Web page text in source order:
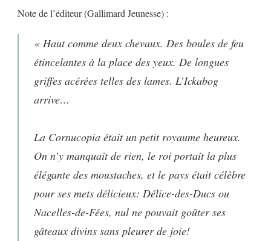
Note de l’éditeur (Gallimard Jeunesse) :
« Haut comme deux chevaux. Des boules de feu
étincelantes à la place des yeux. De longues
griffes acérées telles des lames. L’Ickabog
arrive…
La Cornucopia était un petit royaume heureux.
On n’y manquait de rien, le roi portait la plus
élégante des moustaches, et le pays était célèbre
pour ses mets délicieux: Délice-des-Ducs ou
Nacelles-de-Fées, nul ne pouvait goûter ses
gâteaux divins sans pleurer de joie!